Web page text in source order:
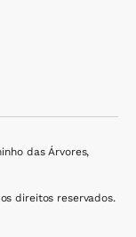
das Árvores,
direitos reservados.